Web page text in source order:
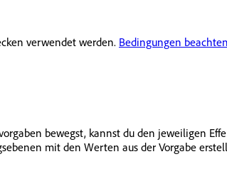
verwendet werden. Bedingungen
bewegst, kannst du den jeweiligen
mit den Werten aus der Vorgabe